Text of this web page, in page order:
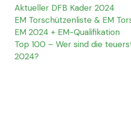
Aktueller DFB Kader 2024
EM Torschützenliste & EM
EM 2024 + EM-Qualifikation
Top 100 – Wer sind die
2024?